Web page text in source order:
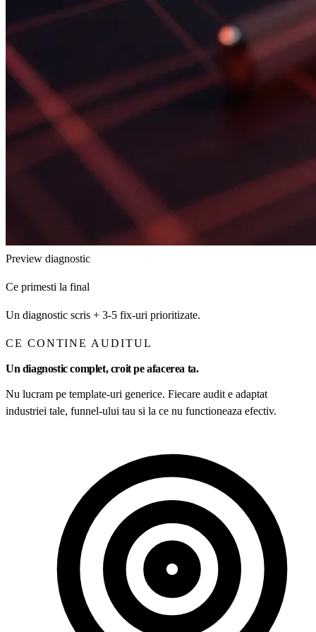
Preview diagnostic
Ce primesti la final
Un diagnostic scris + 3-5 fix-uri prioritizate.
CE CONTINE AUDITUL
Un diagnostic complet, croit pe afacerea ta.
Nu lucram pe template-uri generice. Fiecare audit e adaptat
industriei tale, funnel-ului tau si la ce nu functioneaza efectiv.